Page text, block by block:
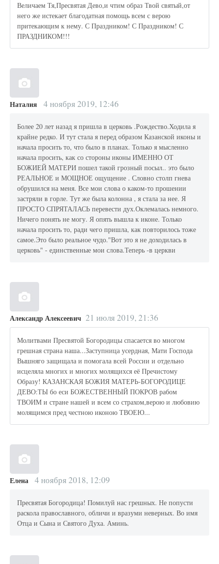
Величаем Тя,Пресвятая Дево,и чтим образ Твой святый,от
него же истекает благодатная помощь всем с верою
притекающим к нему. С Праздником! С Праздником! С
ПРАЗДНИКОМ!!!
Наталия 4 ноября 2019, 12:46
Более 20 лет назад я пришла в церковь .Рождество.Ходила я
крайне редко. И тут стала я перед образом Казанской иконы и
начала просить то, что было в планах. Только я мысленно
начала просить, как со стороны иконы ИМЕННО ОТ
БОЖИЕЙ МАТЕРИ пошел такой грозный посыл.. это было
РЕАЛЬНОЕ и МОЩНОЕ ощущение . Словно столп гнева
обрушился на меня. Все мои слова о каком-то прошении
застряли в горле. Тут же была колонна , я стала за нее. Я
ПРОСТО СПРЯТАЛАСЬ перевести дух.Оклемалась немного.
Ничего понять не могу. Я опять вышла к иконе. Только
начала просить то, ради чего пришла, как повторилось тоже
самое.Это было реальное чудо."Вот это я не доходилась в
церковь" - единственные мои слова.Теперь -в церкви
Александр Алексеевич 21 июля 2019, 21:36
Молитвами Пресвятой Богородицы спасается во многом
грешная страна наша...Заступница усердная, Мати Господа
Вышняго защищала и помогала всей России и отдельно
исцеляла многих и многих молящихся её Пречистому
Образу! КАЗАНСКАЯ БОЖИЯ МАТЕРЬ-БОГОРОДИЦЕ
ДЕВО:ТЫ бо еси БОЖЕСТВЕННЫЙ ПОКРОВ рабом
ТВОИМ и стране нашей и всем со страхом,верою и любовию
молящимся пред честною иконою ТВОЕЮ...
Елена 4 ноября 2018, 12:09
Пресвятая Богородица! Помилуй нас грешных. Не попусти
раскола православного, обличи и вразуми неверных. Во имя
Отца и Сына и Святого Духа. Аминь.